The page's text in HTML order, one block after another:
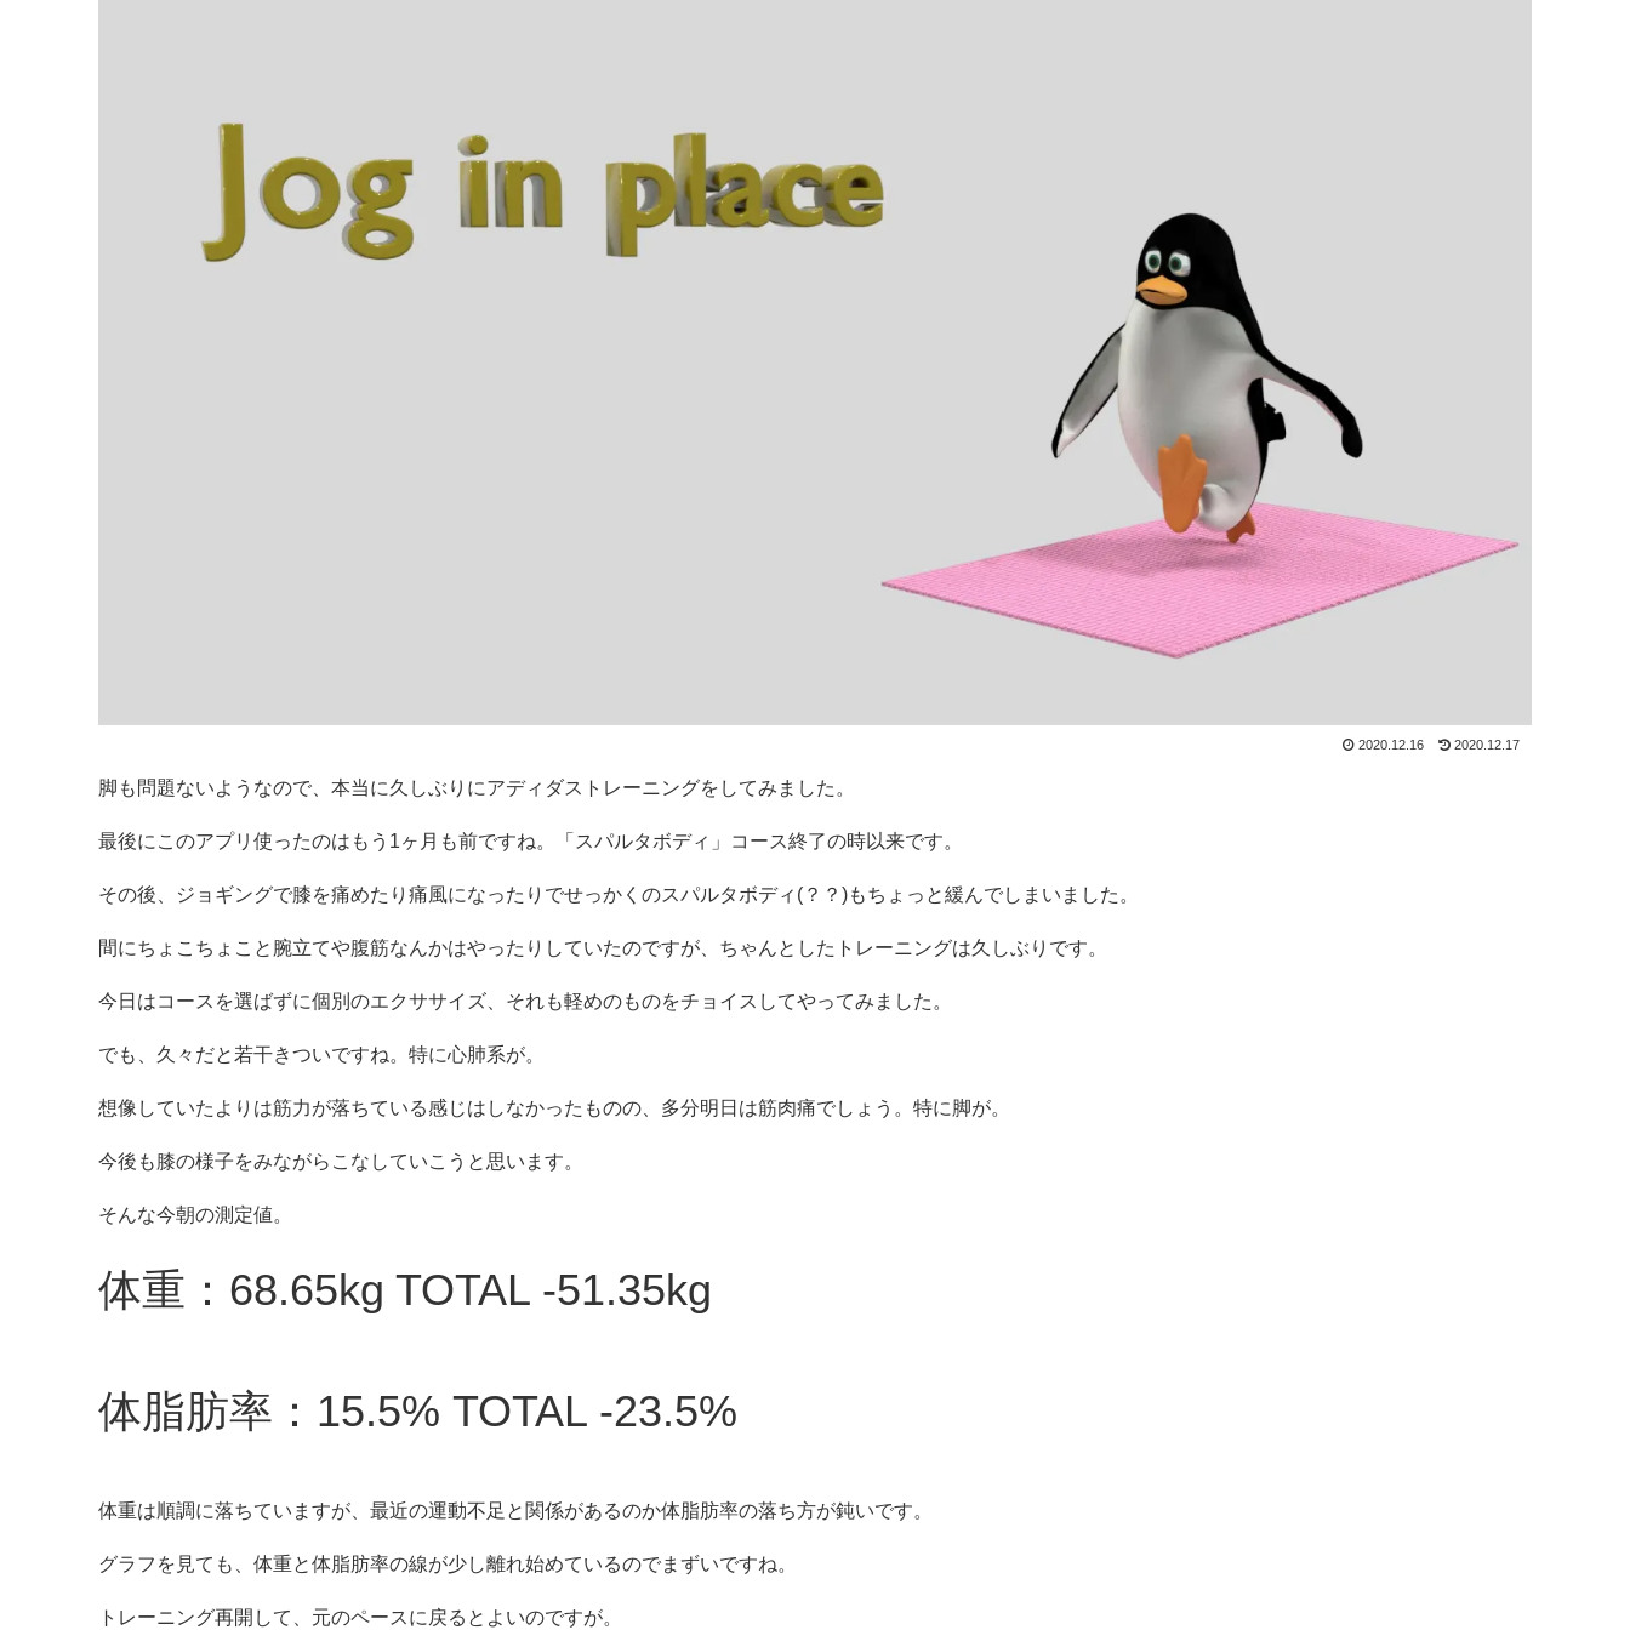
2020.12.16 2020.12.17
脚も問題ないようなので、本当に久しぶりにアディダストレーニングをしてみました。
最後にこのアプリ使ったのはもう1ヶ月も前ですね。「スパルタボディ」コース終了の時以来です。
その後、ジョギングで膝を痛めたり痛風になったりでせっかくのスパルタボディ(？？)もちょっと緩んでしまいました。
間にちょこちょこと腕立てや腹筋なんかはやったりしていたのですが、ちゃんとしたトレーニングは久しぶりです。
今日はコースを選ばずに個別のエクササイズ、それも軽めのものをチョイスしてやってみました。
でも、久々だと若干きついですね。特に心肺系が。
想像していたよりは筋力が落ちている感じはしなかったものの、多分明日は筋肉痛でしょう。特に脚が。
今後も膝の様子をみながらこなしていこうと思います。
そんな今朝の測定値。
体重：68.65kg TOTAL -51.35kg
体脂肪率：15.5% TOTAL -23.5%
体重は順調に落ちていますが、最近の運動不足と関係があるのか体脂肪率の落ち方が鈍いです。
グラフを見ても、体重と体脂肪率の線が少し離れ始めているのでまずいですね。
トレーニング再開して、元のペースに戻るとよいのですが。